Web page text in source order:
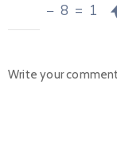
− 8 = 1